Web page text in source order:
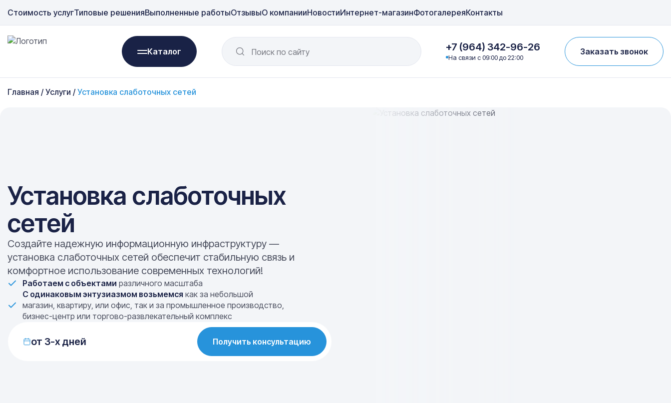
Стоимость услугТиповые решенияВыполненные работыОтзывыО компанииНовостиИнтернет-магазинФотогалереяКонтакты
Каталог Поиск по сайту +7 (964) 342-96-26
На связи с 09:00 до 22:00
Заказать звонок
Главная / Услуги / Установка слаботочных сетей
Установка слаботочных
сетей
Создайте надежную информационную инфраструктуру —
установка слаботочных сетей обеспечит стабильную связь и
комфортное использование современных технологий!
Работаем с объектами различного масштаба
C одинаковым энтузиазмом возьмемся как за небольшой
магазин, квартиру, или офис, так и за промышленное производство,
бизнес-центр или торгово-развлекательный комплекс
от 3-х дней Получить консультацию